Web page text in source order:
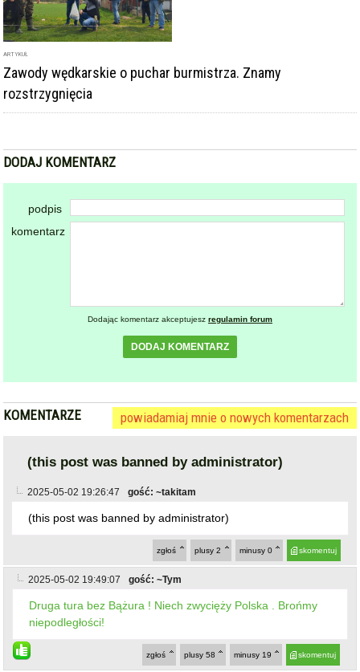
ARTYKUŁ
Zawody wędkarskie o puchar burmistrza. Znamy
rozstrzygnięcia
DODAJ KOMENTARZ
podpis
komentarz
Dodając komentarz akceptujesz regulamin forum
DODAJ KOMENTARZ
KOMENTARZE powiadamiaj mnie o nowych komentarzach
(this post was banned by administrator)
2025-05-02 19:26:47 gość: ~takitam
(this post was banned by administrator)
skomentuj
minusy 0
plusy 2
zgłoś
2025-05-02 19:49:07 gość: ~Tym
Druga tura bez Bążura ! Niech zwycięży Polska . Brońmy
niepodległości!
skomentuj
minusy 19
plusy 58
zgłoś